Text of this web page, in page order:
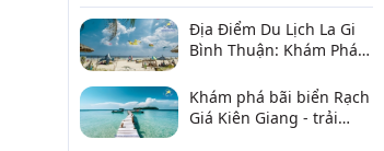
Địa Điểm Du Lịch La Gi
Bình Thuận: Khám Phá 6
2026
Khám phá bãi biển Rạch
Giá Kiên Giang - trải